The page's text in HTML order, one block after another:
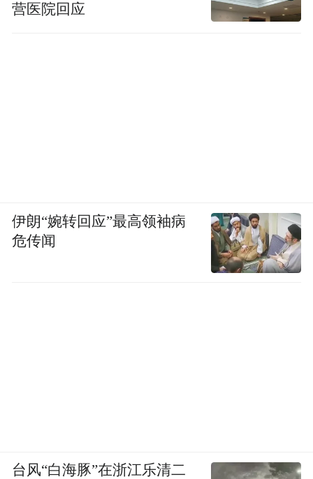
营医院回应
伊朗“婉转回应”最高领袖病
危传闻
台风“白海豚”在浙江乐清二